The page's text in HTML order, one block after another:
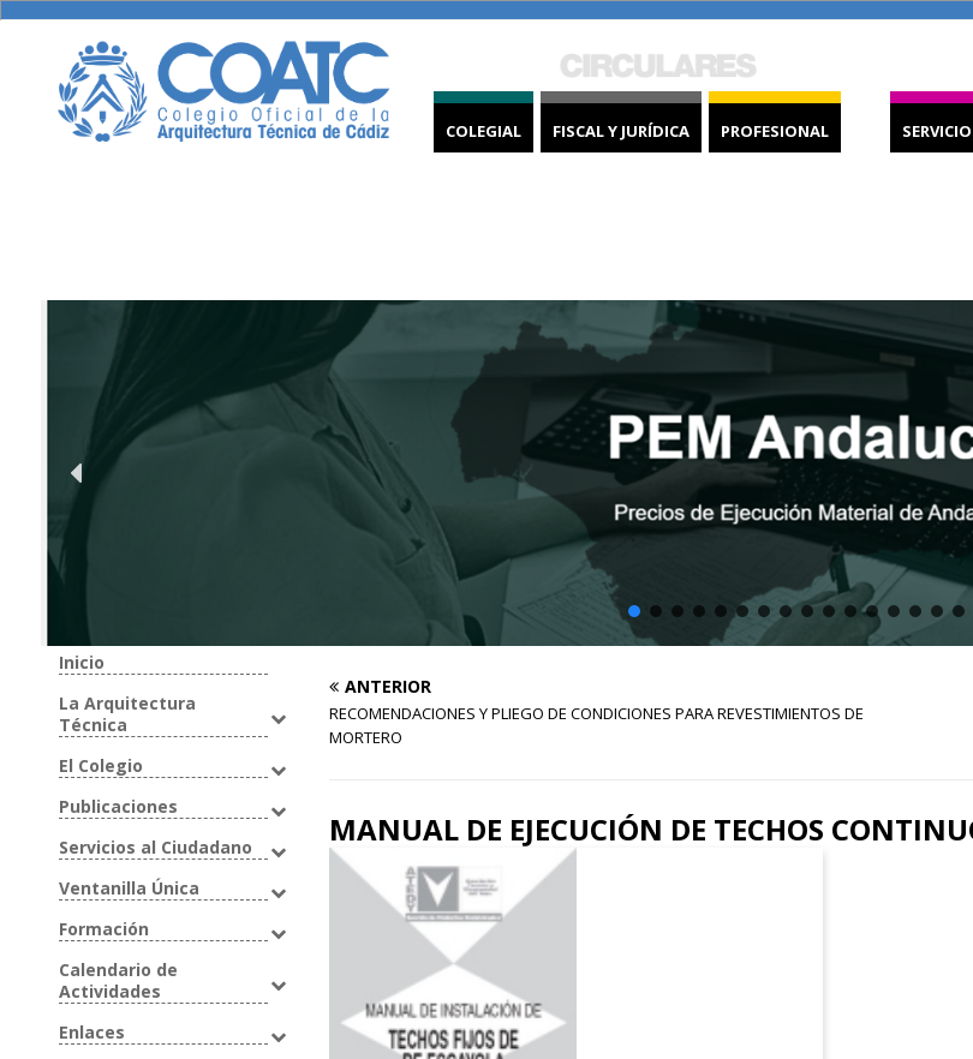
COLEGIAL FISCAL Y JURÍDICA PROFESIONAL
Inicio
La Arquitectura
Técnica
El Colegio
Publicaciones
Servicios al Ciudadano
Ventanilla Única
Formación
Calendario de
Actividades
Enlaces
ANTERIOR
RECOMENDACIONES Y PLIEGO DE CONDICIONES PARA REVESTIMIENTOS DE
MORTERO
MANUAL DE EJECUCIÓN DE TECHOS